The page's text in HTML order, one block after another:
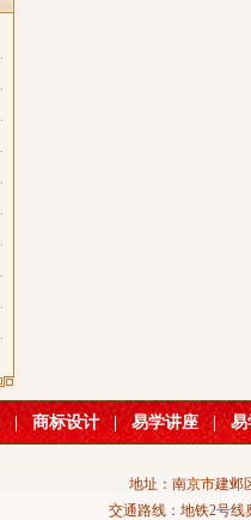
| 商标设计 | 易学讲座 | 易
地址：南京市建邺
交通路线：地铁2号线